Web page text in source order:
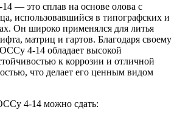
— это сплав на основе олова с
использовавшийся в типографских и
Он широко применялся для литья
матриц и гартов. Благодаря своему
4-14 обладает высокой
к коррозии и отличной
что делает его ценным видом
4-14 можно сдать: